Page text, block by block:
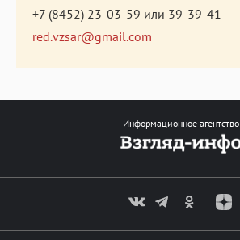
+7 (8452) 23-03-59 или 39-39-41
red.vzsar@gmail.com
Информационное агентство